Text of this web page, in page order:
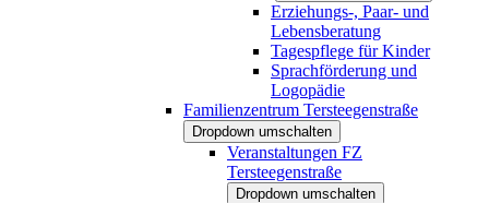
Erziehungs-, Paar- und
Lebensberatung
Tagespflege für Kinder
Sprachförderung und
Logopädie
Familienzentrum Tersteegenstraße
Dropdown umschalten
Veranstaltungen FZ
Tersteegenstraße
Dropdown umschalten